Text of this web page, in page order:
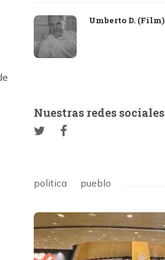
Umberto D. (Film)
Nuestras redes sociales
politica pueblo